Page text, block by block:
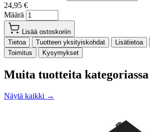
24,95 €
Määrä
Lisää ostoskoriin
Tietoa
Tuotteen yksityiskohdat Lisätietoa
Toimitus
Kysymykset
Muita tuotteita kategoriassa
Näytä kaikki →